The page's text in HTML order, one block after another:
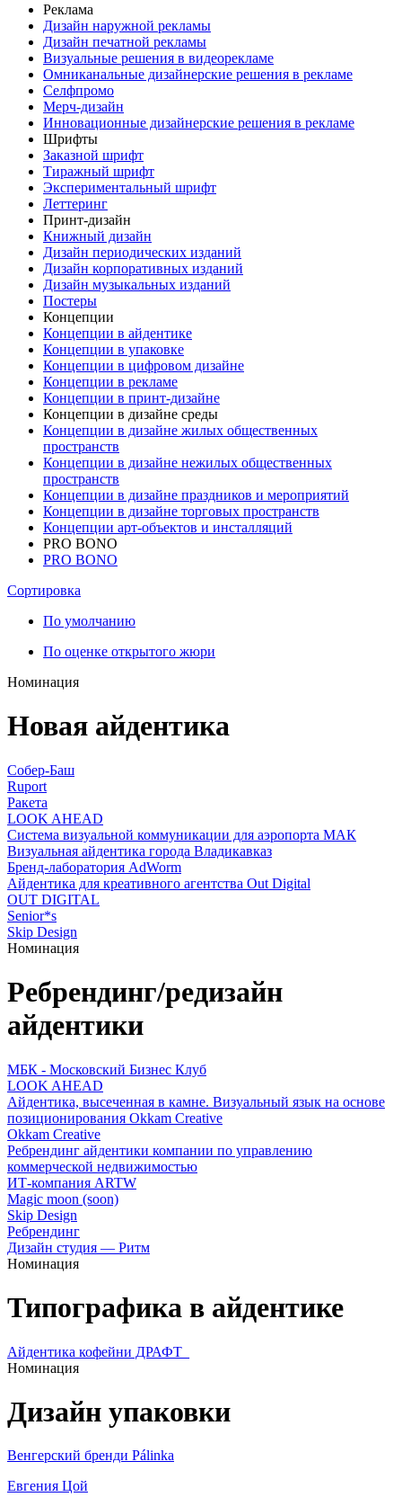
Реклама
Дизайн наружной рекламы
Дизайн печатной рекламы
Визуальные решения в видеорекламе
Омниканальные дизайнерские решения в рекламе
Селфпромо
Мерч-дизайн
Инновационные дизайнерские решения в рекламе
Шрифты
Заказной шрифт
Тиражный шрифт
Экспериментальный шрифт
Леттеринг
Принт-дизайн
Книжный дизайн
Дизайн периодических изданий
Дизайн корпоративных изданий
Дизайн музыкальных изданий
Постеры
Концепции
Концепции в айдентике
Концепции в упаковке
Концепции в цифровом дизайне
Концепции в рекламе
Концепции в принт-дизайне
Концепции в дизайне среды
Концепции в дизайне жилых общественных
пространств
Концепции в дизайне нежилых общественных
пространств
Концепции в дизайне праздников и мероприятий
Концепции в дизайне торговых пространств
Концепции арт-объектов и инсталляций
PRO BONO
PRO BONO
Сортировка
По умолчанию
По оценке открытого жюри
Номинация
Новая айдентика
Собер-Баш
Ruport
Ракета
LOOK AHEAD
Система визуальной коммуникации для аэропорта МАК
Визуальная айдентика города Владикавказ
Бренд-лаборатория AdWorm
Айдентика для креативного агентства Out Digital
OUT DIGITAL
Senior*s
Skip Design
Номинация
Ребрендинг/редизайн
айдентики
МБК - Московский Бизнес Клуб
LOOK AHEAD
Айдентика, высеченная в камне. Визуальный язык на основе
позиционирования Okkam Creative
Okkam Creative
Ребрендинг айдентики компании по управлению
коммерческой недвижимостью
ИТ-компания ARTW
Magic moon (soon)
Skip Design
Ребрендинг
Дизайн студия — Ритм
Номинация
Типографика в айдентике
Айдентика кофейни ДРАФТ_
Номинация
Дизайн упаковки
Венгерский бренди Pálinka
Евгения Цой